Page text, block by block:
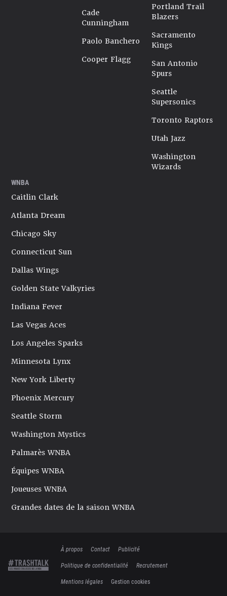
Cade
Cunningham
Paolo Banchero
Cooper Flagg
Portland Trail
Blazers
Sacramento
Kings
San Antonio
Spurs
Seattle
Supersonics
Toronto Raptors
Utah Jazz
Washington
Wizards
WNBA
Caitlin Clark
Atlanta Dream
Chicago Sky
Connecticut Sun
Dallas Wings
Golden State Valkyries
Indiana Fever
Las Vegas Aces
Los Angeles Sparks
Minnesota Lynx
New York Liberty
Phoenix Mercury
Seattle Storm
Washington Mystics
Palmarès WNBA
Équipes WNBA
Joueuses WNBA
Grandes dates de la saison WNBA
À propos Contact
Publicité
Politique de confidentialité
Recrutement
Mentions légales
Gestion cookies